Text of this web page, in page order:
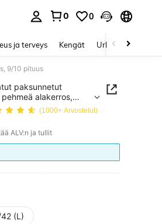
0 0
ja terveys Kengät Urheilu & Ulkoilu
9/10 pituus
paksunnetut
alakerros,
(1000+ Arvostelut)
ALV:n ja tullit
(L)